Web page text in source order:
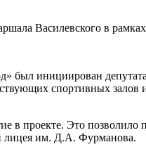
Василевского в
был инициирован
спортивных
в проекте. Это позволило
им. Д.А. Фурманова.